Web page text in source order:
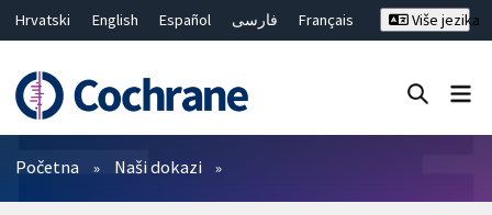
Hrvatski English Español فارسی
Français
繁體中文
简体中文
Više jezika
Prečistači
Početna Naši dokazi